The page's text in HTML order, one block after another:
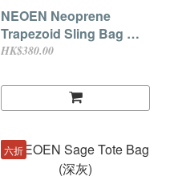
NEOEN Neoprene
Trapezoid Sling Bag 輕
巧肩包 (深粉紅)
HK$380.00
六折